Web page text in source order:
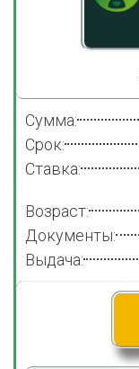
Сумма:
Срок:
Ставка:
Возраст:
Документы:
Выдача: